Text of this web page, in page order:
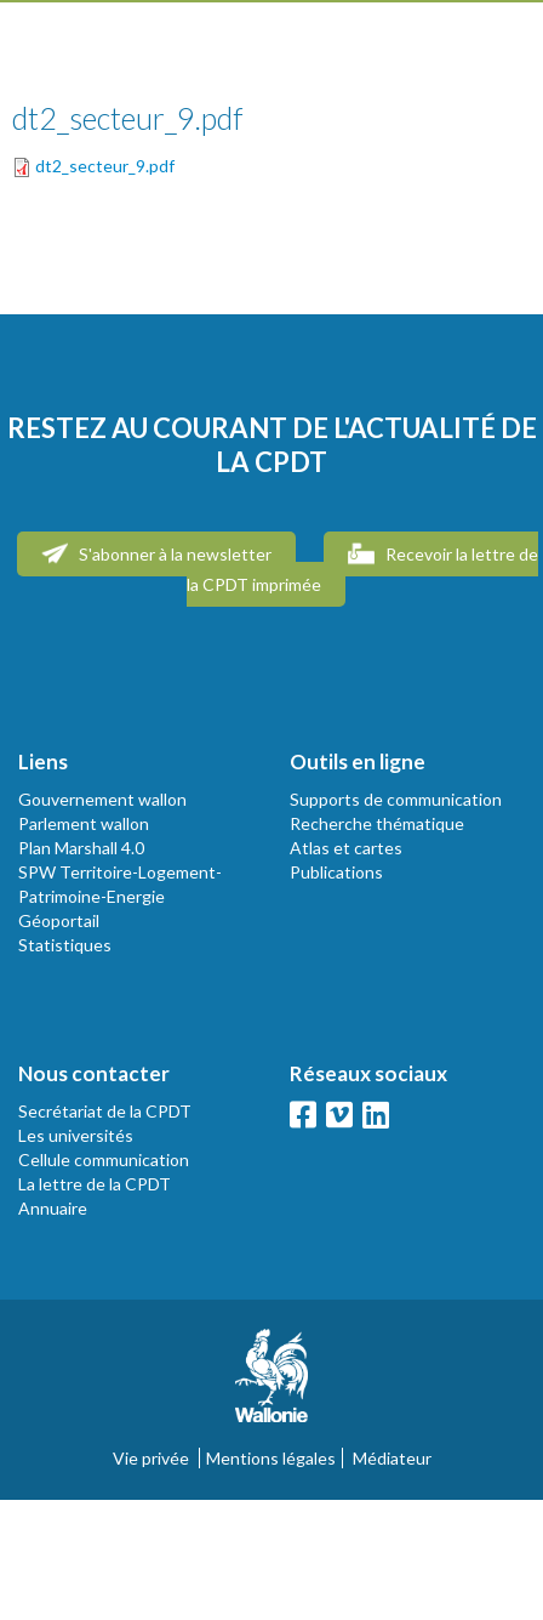
dt2_secteur_9.pdf
dt2_secteur_9.pdf
RESTEZ AU COURANT DE L'ACTUALITÉ DE
LA CPDT
S'abonner à la newsletter
Recevoir la lettre de
la CPDT imprimée
Liens
Gouvernement wallon
Parlement wallon
Plan Marshall 4.0
SPW Territoire-Logement-
Patrimoine-Energie
Géoportail
Statistiques
Outils en ligne
Supports de communication
Recherche thématique
Atlas et cartes
Publications
Nous contacter
Secrétariat de la CPDT
Les universités
Cellule communication
La lettre de la CPDT
Annuaire
Réseaux sociaux
Vie privée Mentions légales Médiateur